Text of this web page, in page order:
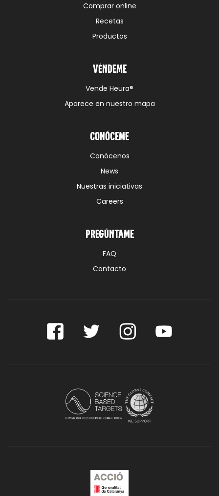
Comprar online
Recetas
Productos
Véndeme
Vende Heura®
Aparece en nuestro mapa
Conóceme
Conócenos
News
Nuestras iniciativas
Careers
Pregúntame
FAQ
Contacto